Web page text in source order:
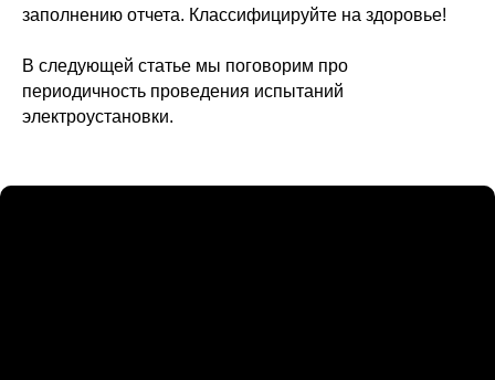
заполнению отчета. Классифицируйте на здоровье!
В следующей статье мы поговорим про
периодичность проведения испытаний
электроустановки.